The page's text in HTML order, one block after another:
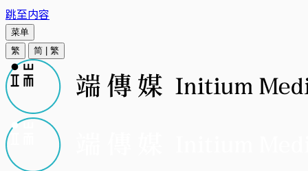
跳至内容
菜单
繁
简 繁